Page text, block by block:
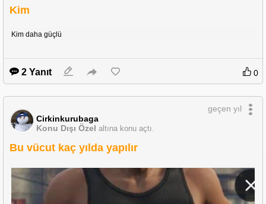
Kim
Kim daha güçlü
2 Yanıt 0
Cirkinkurubaga
Konu Dışı Özel altına konu açtı.
geçen yıl
Bu vücut kaç yılda yapılır